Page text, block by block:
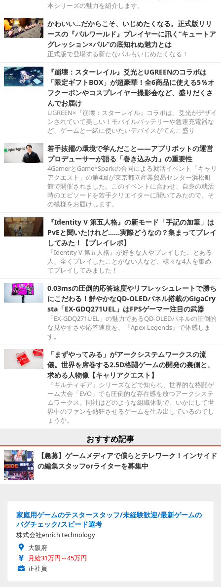
本シリーズの魅力を紹介します。
かわいい…だからこそ、いじめたくなる。正式版リリ
ースの『パルワールド』プレイヤーに訊く“キュートア
グレッション×パル”の底知れぬ魅力とは
正式版で登場する新たなパルもいじめたくなる！
『崩壊：スターレイル』爻光とUGREENのコラボは
「限定ギフトBOX」が超豪華！全6商品に使える5％オ
フクーポンやコスプレイヤー撮影会など、盛りだくさ
んでお届け
UGREEN×『崩壊：スターレイル』コラボは、爻光がデザイ
ンされていて美しい！モバイルバッテリーや急速充電器な
ど、ゲームと一緒に使いたいデバイスがてんこ盛り
若手抜擢の環境で学んだこと――アプリボットの運営
プロデューサーが語る「巻き込み力」の重要性
4GamerとGame*Sparkの合同による就活イベント「キャリ
アクエスト」の第4回が東京都立産業貿易センター浜松町
館で開催されました。このイベントに合わせ、自身の就活
時のエピソードを若手クリエイターに聞いてみたので、そ
の模様をお届けします。
『Identity V 第五人格』の新モード「手記の加筆」は
PvEと聞いたけれど……実際どうなの？集まってプレイ
してみた！【プレイレポ】
『Identity V 第五人格』が好きな人やプレイしたことある
人、全くプレイしたことがない人など、様々な4人を集め
てプレイしてみました！
0.03msの圧倒的応答速度やリフレッシュレートで勝ち
にこだわる！鮮やかなQD-OLEDパネル搭載のGigaCry
sta「EX-GDQ271UEL」はFPSゲーマー注目の武器
「EX-GDQ271UEL」の魅力であるQD-OLEDパネルの圧倒的
な見やすさや応答速度を、『Apex Legends』で体感しま
す。
「まずやってみる」がアークシステムワークスの流
儀。世界を席巻する2.5D格闘ゲームの開発の裏側と、
求める人物像【キャリアクエスト】
『ギルティギア』シリーズなどで知られ、世界的な格闘ゲ
ーム大会「EVO」でも圧倒的な存在感を放つアークシステ
ムワークス。同社はどのような組織体制で、いかにして世
界中のファンを熱狂させるゲームを生み出しているのでし
ょうか。
おすすめ記事
【急募】ゲームメディアで僕らとテレワーク！インサイド
の編集スタッフorライターを募集中
家庭用ゲームのテスタースタッフ/未経験歓迎/最新ゲームの
バグチェック/スピード選考
株式会社enrich technology
大阪府
月給31万円～45万円
正社員